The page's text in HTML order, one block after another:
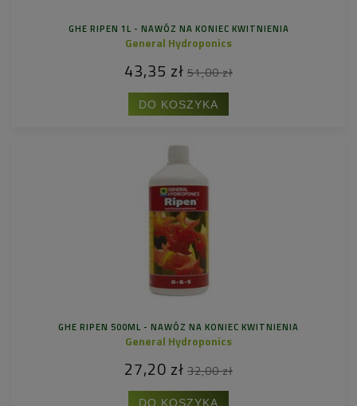
GHE RIPEN 1L - NAWÓZ NA KONIEC KWITNIENIA
General Hydroponics
43,35 zł 51,00 zł
DO KOSZYKA
GHE RIPEN 500ML - NAWÓZ NA KONIEC KWITNIENIA
General Hydroponics
27,20 zł 32,00 zł
DO KOSZYKA